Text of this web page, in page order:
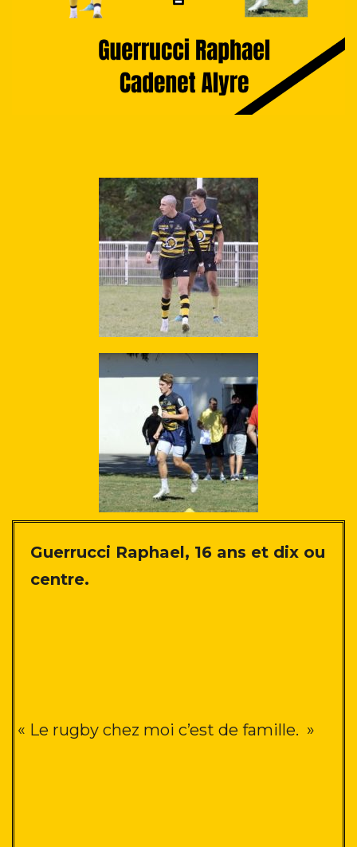
Guerrucci Raphael, 16 ans et dix ou
centre.
« Le rugby chez moi c’est de famille. »